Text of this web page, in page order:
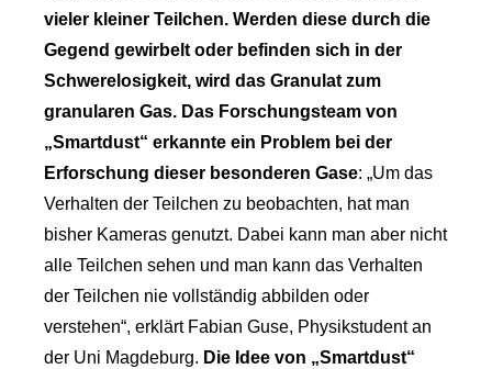
vieler kleiner Teilchen. Werden diese durch die
Gegend gewirbelt oder befinden sich in der
Schwerelosigkeit, wird das Granulat zum
granularen Gas. Das Forschungsteam von
„Smartdust“ erkannte ein Problem bei der
Erforschung dieser besonderen Gase: „Um das
Verhalten der Teilchen zu beobachten, hat man
bisher Kameras genutzt. Dabei kann man aber nicht
alle Teilchen sehen und man kann das Verhalten
der Teilchen nie vollständig abbilden oder
verstehen“, erklärt Fabian Guse, Physikstudent an
der Uni Magdeburg. Die Idee von „Smartdust“